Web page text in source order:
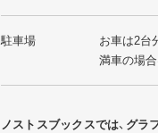
駐車場
お車は2台
満車の場
ノストスブックスでは、グラ